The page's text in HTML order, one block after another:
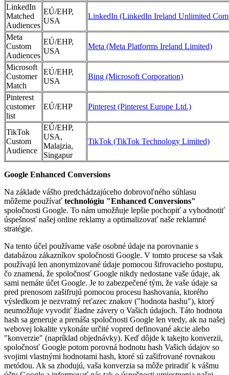
LinkedIn
Matched
Audiences
EÚ/EHP,
USA
LinkedIn (LinkedIn Ireland Unlimited
Meta
Custom
Audiences
EÚ/EHP,
USA
Meta (Meta Platforms Ireland Limited)
Microsoft
Customer
Match
EÚ/EHP,
USA
Bing (Microsoft Corporation)
Pinterest
customer
list
EÚ/EHP Pinterest (Pinterest Europe Ltd.)
TikTok
Custom
Audience
EÚ/EHP,
USA,
Malajzia,
Singapur
TikTok (TikTok Technology Limited)
Google Enhanced Conversions
Na základe vášho predchádzajúceho dobrovoľného súhlasu
môžeme používať technológiu "Enhanced Conversions"
spoločnosti Google. To nám umožňuje lepšie pochopiť a vyhodnotiť
úspešnosť našej online reklamy a optimalizovať naše reklamné
stratégie.
Na tento účel používame vaše osobné údaje na porovnanie s
databázou zákazníkov spoločnosti Google. V tomto procese sa však
používajú len anonymizované údaje pomocou šifrovacieho postupu,
čo znamená, že spoločnosť Google nikdy nedostane vaše údaje, ak
sami nemáte účet Google. Je to zabezpečené tým, že vaše údaje sa
pred prenosom zašifrujú pomocou procesu hashovania, ktorého
výsledkom je nezvratný reťazec znakov ("hodnota hashu"), ktorý
neumožňuje vyvodiť žiadne závery o Vašich údajoch. Táto hodnota
hash sa generuje a prenáša spoločnosti Google len vtedy, ak na našej
webovej lokalite vykonáte určité vopred definované akcie alebo
"konverzie" (napríklad objednávky). Keď dôjde k takejto konverzii,
spoločnosť Google potom porovná hodnotu hash Vašich údajov so
svojimi vlastnými hodnotami hash, ktoré sú zašifrované rovnakou
metódou. Ak sa zhodujú, vaša konverzia sa môže priradiť k vášmu